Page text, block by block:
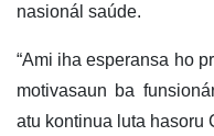
nasionál saúde.
“Ami iha esperansa ho
motivasaun ba
atu kontinua luta hasoru